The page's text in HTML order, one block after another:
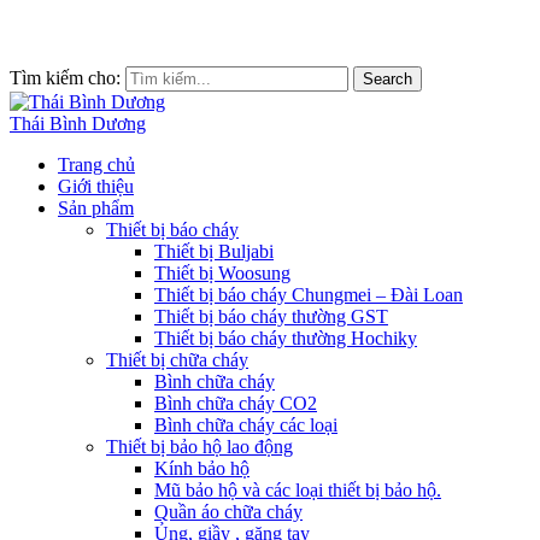
Tìm kiếm cho: Search
Thái Bình Dương
Trang chủ
Giới thiệu
Sản phẩm
Thiết bị báo cháy
Thiết bị Buljabi
Thiết bị Woosung
Thiết bị báo cháy Chungmei – Đài Loan
Thiết bị báo cháy thường GST
Thiết bị báo cháy thường Hochiky
Thiết bị chữa cháy
Bình chữa cháy
Bình chữa cháy CO2
Bình chữa cháy các loại
Thiết bị bảo hộ lao động
Kính bảo hộ
Mũ bảo hộ và các loại thiết bị bảo hộ.
Quần áo chữa cháy
Ủng, giầy , găng tay